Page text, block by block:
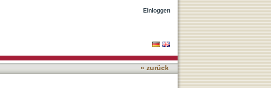
Einloggen
« zurück